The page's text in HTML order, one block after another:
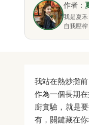
作者：
我是夏
自我壓
我站在熱炒攤
作為一個長期
廚實驗，就是
有，關鍵藏在你